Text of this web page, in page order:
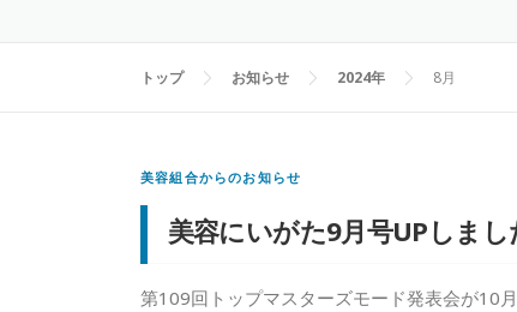
トップ お知らせ 2024年 8月
美容組合からのお知らせ
美容にいがた9月号UPしまし
第109回トップマスターズモード発表会が10